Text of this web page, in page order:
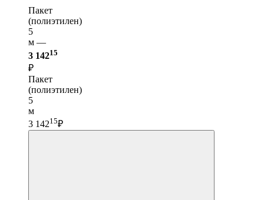
Пакет
(полиэтилен)
5
м —
3 14215
₽
Пакет
(полиэтилен)
5
м
3 14215₽